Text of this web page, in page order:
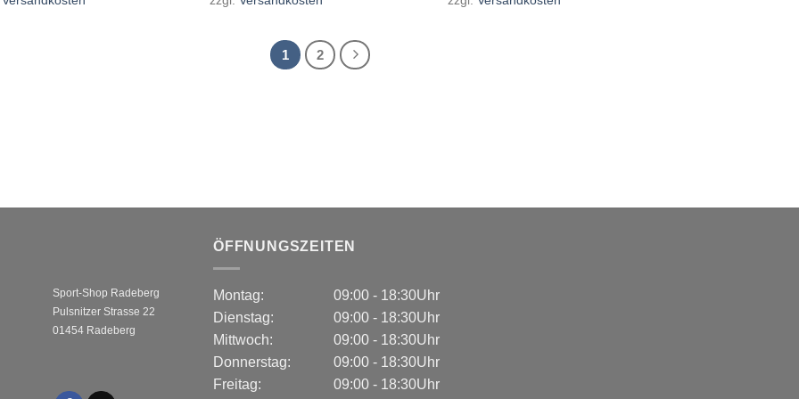
1 2
Sport-Shop Radeberg
Pulsnitzer Strasse 22
01454 Radeberg
ÖFFNUNGSZEITEN
Montag:
Dienstag:
Mittwoch:
Donnerstag:
Freitag:
09:00 - 18:30Uhr
09:00 - 18:30Uhr
09:00 - 18:30Uhr
09:00 - 18:30Uhr
09:00 - 18:30Uhr